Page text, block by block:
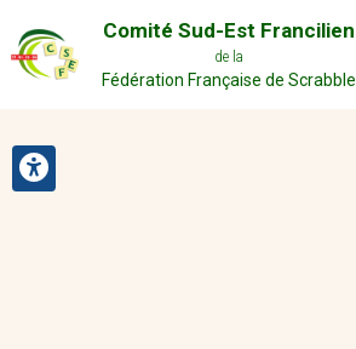
Comité Sud-Est Francilien
de la
Fédération Française de Scrabble